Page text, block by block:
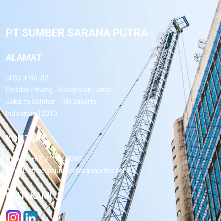
PT SUMBER SARANA PUTRA
ALAMAT
Jl.SD III No. 02
Pondok Pinang - Kebayoran Lama
Jakarta Selatan - DKI Jakarta
Indonesia 12310
KONTAK
Phone: +62-21 7660080
Email:office@sumbersaranaputra.com
IKUTI KAMI